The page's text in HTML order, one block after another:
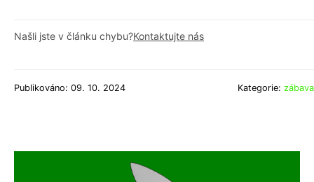
Našli jste v článku chybu?Kontaktujte nás
Publikováno: 09. 10. 2024 Kategorie: zábava